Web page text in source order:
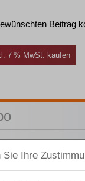
Beitrag
7 % MwSt. kaufen
14 Tage